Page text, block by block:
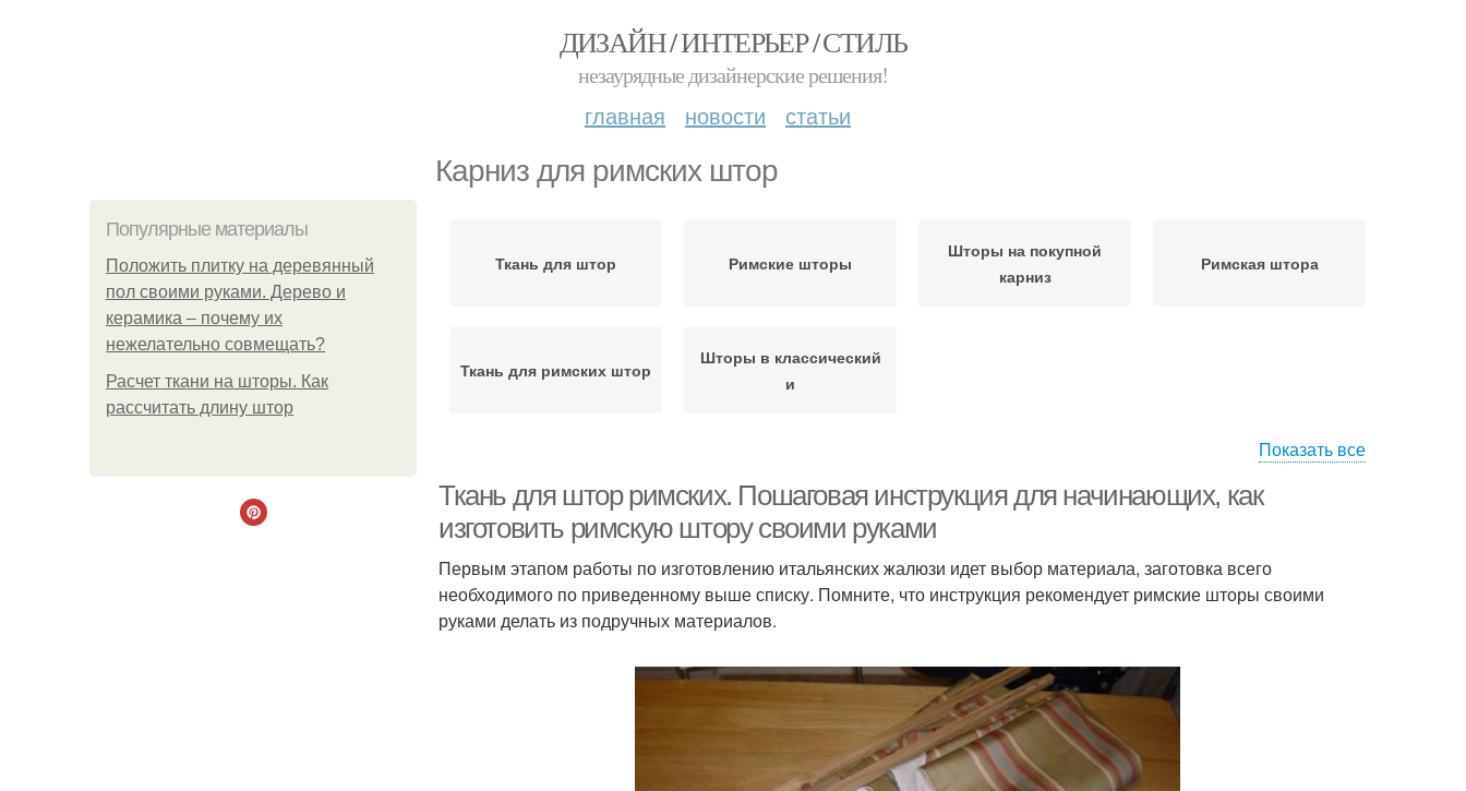
ДИЗАЙН / ИНТЕРЬЕР / СТИЛЬ
незаурядные дизайнерские решения!
главная новости статьи
Карниз для римских штор
Популярные материалы
Положить плитку на деревянный
пол своими руками. Дерево и
керамика – почему их
нежелательно совмещать?
Расчет ткани на шторы. Как
рассчитать длину штор
Ткань для штор Римские шторы
Шторы на покупной
карниз
Римская штора
Ткань для римских штор
Шторы в классический
и
Показать все
Ткань для штор римских. Пошаговая инструкция для начинающих, как
изготовить римскую штору своими руками
Первым этапом работы по изготовлению итальянских жалюзи идет выбор материала, заготовка всего
необходимого по приведенному выше списку. Помните, что инструкция рекомендует римские шторы своими
руками делать из подручных материалов.